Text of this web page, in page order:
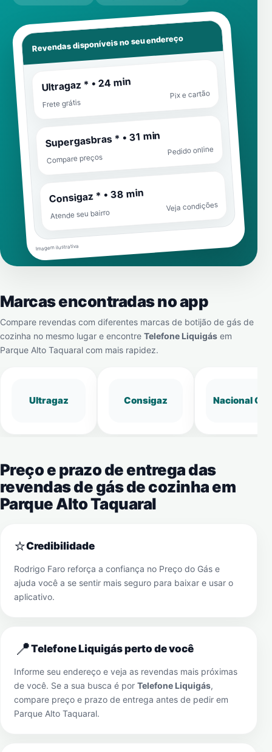
Revendas disponíveis no seu endereço
Ultragaz * • 24 min
Frete grátis
Pix e cartão
Supergasbras * • 31 min
Compare preços
Pedido online
Consigaz * • 38 min
Atende seu bairro
Veja condições
Imagem ilustrativa
Marcas encontradas no app
Compare revendas com diferentes marcas de botijão de gás de
cozinha no mesmo lugar e encontre Telefone Liquigás em
Parque Alto Taquaral com mais rapidez.
Ultragaz Consigaz Nacional Gás
Preço e prazo de entrega das
revendas de gás de cozinha em
Parque Alto Taquaral
⭐Credibilidade
Rodrigo Faro reforça a confiança no Preço do Gás e
ajuda você a se sentir mais seguro para baixar e usar o
aplicativo.
📍Telefone Liquigás perto de você
Informe seu endereço e veja as revendas mais próximas
de você. Se a sua busca é por Telefone Liquigás,
compare preço e prazo de entrega antes de pedir em
Parque Alto Taquaral.